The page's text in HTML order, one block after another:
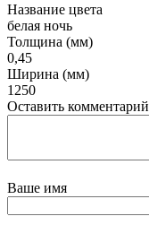
Название цвета
белая ночь
Толщина (мм)
0,45
Ширина (мм)
1250
Оставить комментарий
Ваше имя